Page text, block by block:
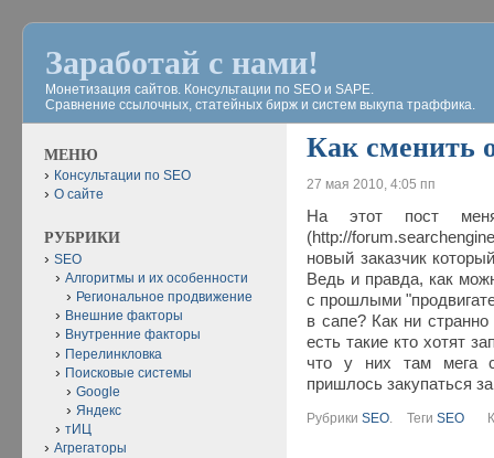
Заработай с нами!
Монетизация сайтов. Консультации по SEO и SAPE.
Сравнение ссылочных, статейных бирж и систем выкупа траффика.
Как сменить
27 мая 2010, 4:05 пп
На этот пост
(http://
новый заказчик
Ведь и правда, как
с прошлыми
в сапе? Как ни странно
есть такие кто хотят
что у них там мега
пришлось закупаться
Рубрики SEO Теги SEO
МЕНЮ
Консультации по SEO
О сайте
РУБРИКИ
SEO
Алгоритмы и их особенности
Региональное продвижение
Внешние факторы
Внутренние факторы
Перелинкловка
Поисковые системы
Google
Яндекс
тИЦ
Агрегаторы